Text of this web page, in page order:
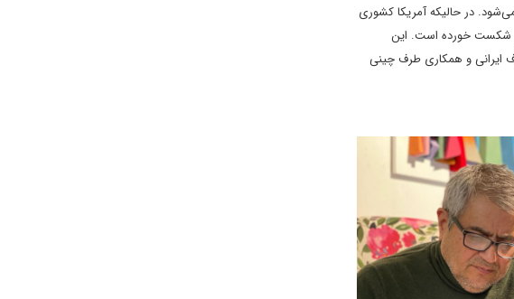
در حالیکه آمریکا کشوری
شکست خورده است. این
ایرانی و همکاری طرف چینی